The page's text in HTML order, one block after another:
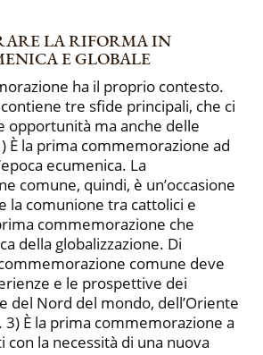
LA RIFORMA IN
E GLOBALE
ha il proprio contesto.
tre sfide principali, che ci
opportunità ma anche delle
È la prima commemorazione ad
ecumenica. La
comune, quindi, è un’occasione
la comunione tra cattolici e
commemorazione che
della globalizzazione. Di
comune deve
e le prospettive dei
del Nord del mondo, dell’Oriente
3) È la prima commemorazione a
con la necessità di una nuova